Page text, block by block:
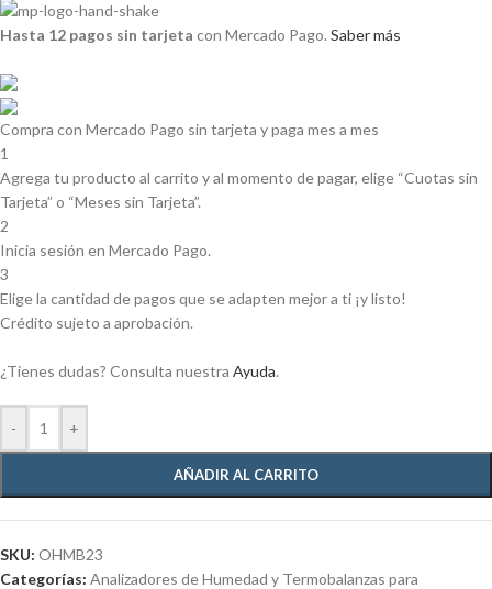
Hasta 12 pagos sin tarjeta con Mercado Pago. Saber más
Compra con Mercado Pago sin tarjeta y paga mes a mes
1
Agrega tu producto al carrito y al momento de pagar, elige “Cuotas sin
Tarjeta” o “Meses sin Tarjeta”.
2
Inicia sesión en Mercado Pago.
3
Elige la cantidad de pagos que se adapten mejor a ti ¡y listo!
Crédito sujeto a aprobación.
¿Tienes dudas? Consulta nuestra Ayuda.
- +
AÑADIR AL CARRITO
SKU: OHMB23
Categorías: Analizadores de Humedad y Termobalanzas para